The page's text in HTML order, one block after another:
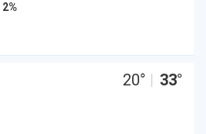
2%
20° | 33°